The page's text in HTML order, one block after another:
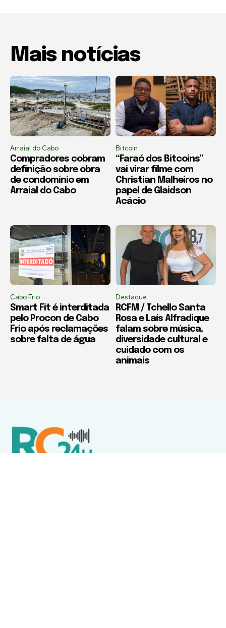
Mais notícias
Arraial do Cabo
Compradores cobram
definição sobre obra
de condomínio em
Arraial do Cabo
Bitcoin
“Faraó dos Bitcoins”
vai virar filme com
Christian Malheiros no
papel de Glaidson
Acácio
Cabo Frio
Smart Fit é interditada
pelo Procon de Cabo
Frio após reclamações
sobre falta de água
Destaque
RCFM / Tchello Santa
Rosa e Laís Alfradique
falam sobre música,
diversidade cultural e
cuidado com os
animais